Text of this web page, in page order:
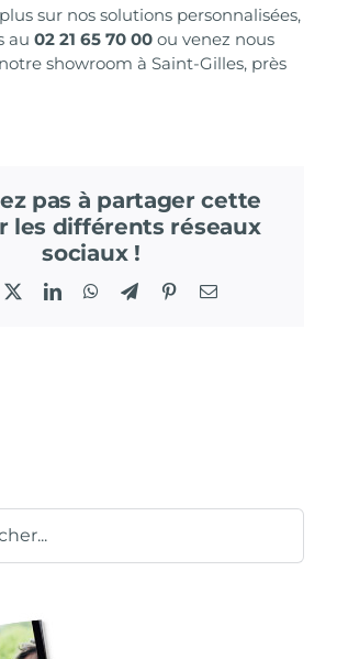
sur nos solutions personnalisées,
au 02 21 65 70 00 ou venez nous
notre showroom à Saint-Gilles, près
pas à partager cette
les différents réseaux
sociaux !
LinkedInWhatsApp
TelegramPinterestEmail